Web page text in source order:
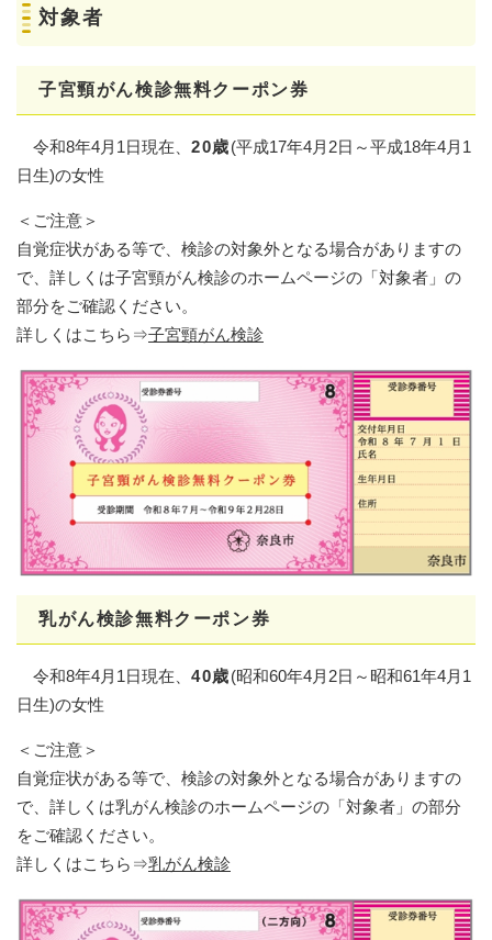
対象者
子宮頸がん検診無料クーポン券
令和8年4月1日現在、 20歳(平成17年4月2日～平成18年4月1
日生)の女性
＜ご注意＞
自覚症状がある等で、検診の対象外となる場合がありますの
で、詳しくは子宮頸がん検診のホームページの「対象者」の
部分をご確認ください。
詳しくはこちら⇒子宮頸がん検診
乳がん検診無料クーポン券
令和8年4月1日現在、 40歳(昭和60年4月2日～昭和61年4月1
日生)の女性
＜ご注意＞
自覚症状がある等で、検診の対象外となる場合がありますの
で、詳しくは乳がん検診のホームページの「対象者」の部分
をご確認ください。
詳しくはこちら⇒乳がん検診